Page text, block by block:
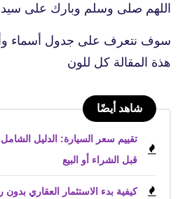
اللهم صلى وسلم وبارك على
سوف نتعرف على جدول أسماء
هذة المقالة كل للون
شاهد أيضًا
تقييم سعر السيارة: الدليل
قبل الشراء أو البيع
كيفية بدء الاستثمار العقاري